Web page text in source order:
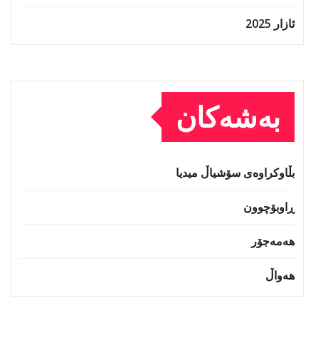
ئازار 2025
بەشەکان
بڵاوکراوەی سۆشیاڵ میدیا
ڕاوبۆچوون
هەمەجۆر
هەواڵ